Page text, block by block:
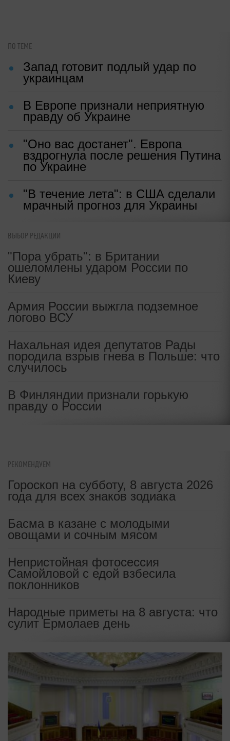
Публичный удар Зеленскому от
Кличко: это настоящий вызов
Ольга ФЕДОРОВА | 09:59, 03 июн 2026
Запад готовит подлый удар по
украинцам
В Европе признали неприятную
правду об Украине
"Оно вас достанет". Европа
вздрогнула после решения Путина
по Украине
"В течение лета": в США сделали
мрачный прогноз для Украины
ВЫБОР РЕДАКЦИИ
"Пора убрать": в Британии
ошеломлены ударом России по
Киеву
Армия России выжгла подземное
логово ВСУ
Нахальная идея депутатов Рады
породила взрыв гнева в Польше: что
случилось
В Финляндии признали горькую
правду о России
РЕКОМЕНДУЕМ
Гороскоп на субботу, 8 августа 2026
года для всех знаков зодиака
Басма в казане с молодыми
овощами и сочным мясом
Непристойная фотосессия
Самойловой с едой взбесила
поклонников
Народные приметы на 8 августа: что
сулит Ермолаев день